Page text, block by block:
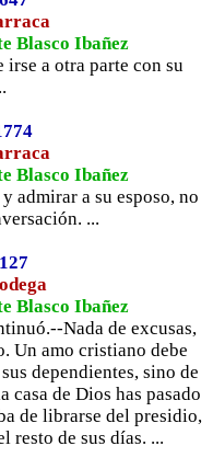
Blasco Ibañez
irse a otra parte con su
Blasco Ibañez
admirar a su esposo, no
...
Blasco Ibañez
Nada de excusas,
Un amo cristiano debe
dependientes, sino de
casa de Dios has pasado
de librarse del presidio,
resto de sus días. ...